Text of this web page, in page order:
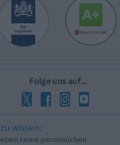
Folge uns auf...
wissen:
keine persönlichen